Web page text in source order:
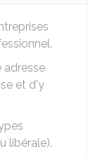
adresse
et d'y
libérale).